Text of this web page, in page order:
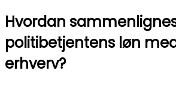
Hvordan
politibetjentens løn
erhverv?